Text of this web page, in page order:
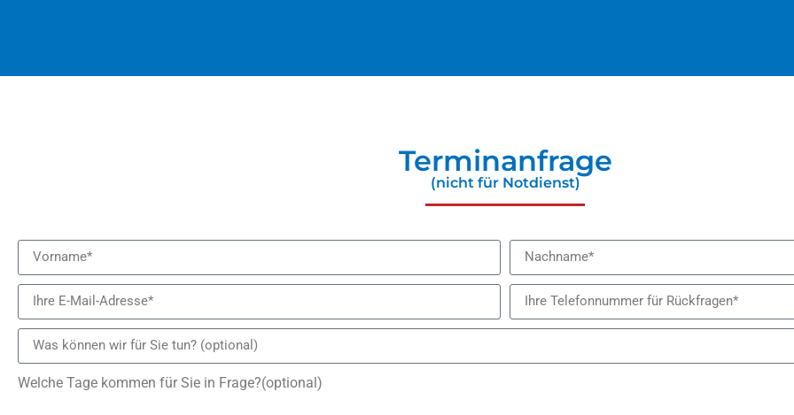
Terminanfrage
(nicht für Notdienst)
Welche Tage kommen für Sie in Frage?(optional)